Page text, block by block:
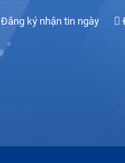
Đăng ký nhận tin ngày